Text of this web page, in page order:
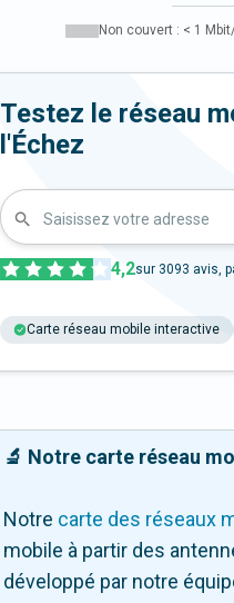
Non couvert : < 1
Testez le réseau
l'Échez
Saisissez votre adresse
4,2sur 3093 avis,
Carte réseau mobile interactive
🔬 Notre carte réseau
Notre carte des réseaux
mobile à partir des
développé par notre